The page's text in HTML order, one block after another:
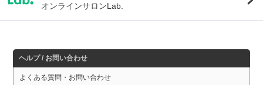
オンラインサロンLab.
ヘルプ / お問い合わせ
よくある質問・お問い合わせ